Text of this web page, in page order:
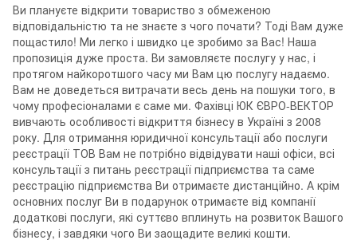
Ви плануєте відкрити товариство з обмеженою
відповідальністю та не знаєте з чого почати? Тоді Вам дуже
пощастило! Ми легко і швидко це зробимо за Вас! Наша
пропозиція дуже проста. Ви замовляєте послугу у нас, і
протягом найкоротшого часу ми Вам цю послугу надаємо.
Вам не доведеться витрачати весь день на пошуки того, в
чому професіоналами є саме ми. Фахівці ЮК ЄВРО-ВЕКТОР
вивчають особливості відкриття бізнесу в Україні з 2008
року. Для отримання юридичної консультації або послуги
реєстрації ТОВ Вам не потрібно відвідувати наші офіси, всі
консультації з питань реєстрації підприємства та саме
реєстрацію підприємства Ви отримаєте дистанційно. А крім
основних послуг Ви в подарунок отримаєте від компанії
додаткові послуги, які суттєво вплинуть на розвиток Вашого
бізнесу, і завдяки чого Ви заощадите великі кошти.